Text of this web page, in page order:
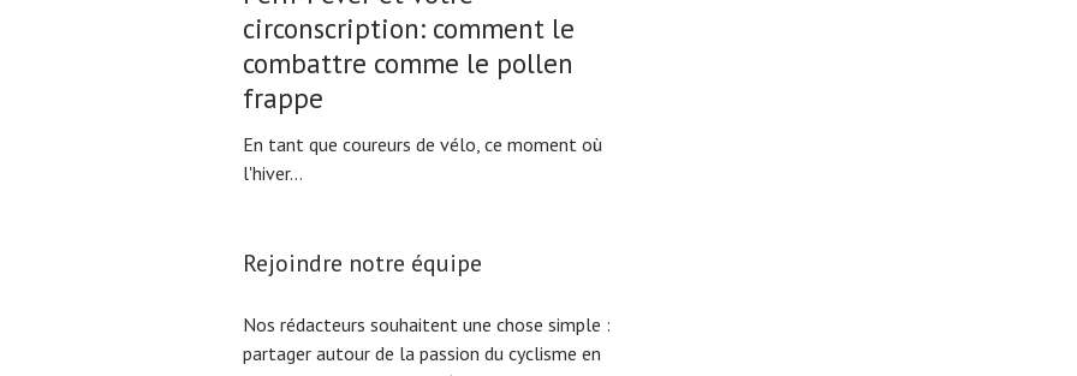
circonscription: comment le
combattre comme le pollen
frappe
En tant que coureurs de vélo, ce moment où
l'hiver...
Rejoindre notre équipe
Nos rédacteurs souhaitent une chose simple :
partager autour de la passion du cyclisme en